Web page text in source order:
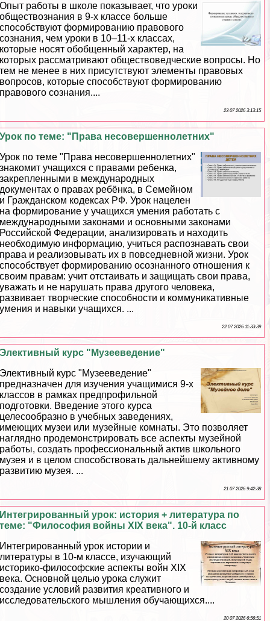
Опыт работы в школе показывает, что уроки
обществознания в 9-х классе больше
способствуют формированию правового
сознания, чем уроки в 10–11-х классах,
которые носят обобщенный хаpaктер, на
которых рассматривают обществоведческие вопросы. Но
тем не менее в них присутствуют элементы правовых
вопросов, которые способствуют формированию
правового сознания....
23 07 2026 3:13:15
Урок по теме: "Права несовершеннолетних"
Урок по теме "Права несовершеннолетних"
знакомит учащихся с правами ребенка,
закрепленными в международных
документах о правах ребёнка, в Семейном
и Гражданском кодексах РФ. Урок нацелен
на формирование у учащихся умения работать с
международными законами и основными законами
Российской Федерации, анализировать и находить
необходимую информацию, учиться распознавать свои
права и реализовывать их в повседневной жизни. Урок
способствует формированию осознанного отношения к
своим правам: учит отстаивать и защищать свои права,
уважать и не нарушать права другого человека,
развивает творческие способности и коммуникативные
умения и навыки учащихся. ...
22 07 2026 11:33:39
Элективный курс "Музееведение"
Элективный курс "Музееведение"
предназначен для изучения учащимися 9-х
классов в рамках предпрофильной
подготовки. Введение этого курса
целесообразно в учебных заведениях,
имеющих музеи или музейные комнаты. Это позволяет
наглядно продемонстрировать все аспекты музейной
работы, создать профессиональный актив школьного
музея и в целом способствовать дальнейшему активному
развитию музея. ...
21 07 2026 9:42:38
Интегрированный урок: история + литература по
теме: "Философия войны XIX века". 10-й класс
Интегрированный урок истории и
литературы в 10-м классе, изучающий
историко-философские аспекты войн XIX
века. Основной целью урока служит
создание условий развития креативного и
исследовательского мышления обучающихся....
20 07 2026 6:56:51